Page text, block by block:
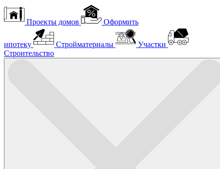
Проекты домов Оформить
ипотеку Стройматериалы
Участки
Строительство